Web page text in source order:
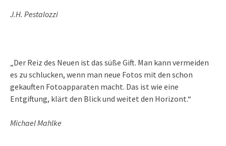
J.H. Pestalozzi
„Der Reiz des Neuen ist das süße Gift. Man kann vermeiden
es zu schlucken, wenn man neue Fotos mit den schon
gekauften Fotoapparaten macht. Das ist wie eine
Entgiftung, klärt den Blick und weitet den Horizont.“
Michael Mahlke